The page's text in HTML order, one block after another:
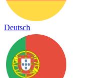
Deutsch